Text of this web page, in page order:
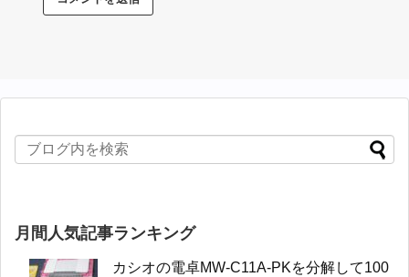
月間人気記事ランキング
カシオの電卓MW-C11A-PKを分解して100